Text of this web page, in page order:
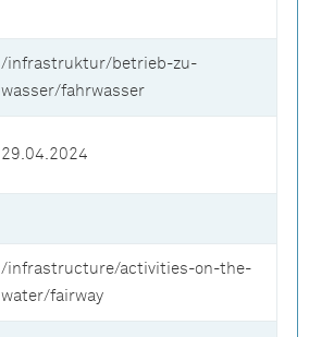
/infrastruktur/betrieb-zu-
wasser/fahrwasser
29.04.2024
/infrastructure/activities-on-the-
water/fairway